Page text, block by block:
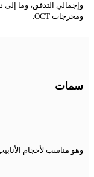
ومخرجات OCT.
سمات
وهو مناسب لأحجام الأنابيب التي